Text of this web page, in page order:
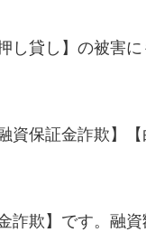
貸し】の被害に
資保証金詐欺】
詐欺】です。融資